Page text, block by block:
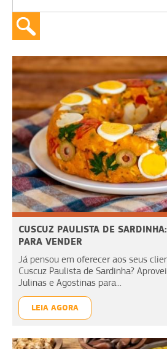
CUSCUZ PAULISTA DE
PARA VENDER
Já pensou em oferecer aos seus
Cuscuz Paulista de Sardinha?
Julinas e Agostinas para...
LEIA AGORA